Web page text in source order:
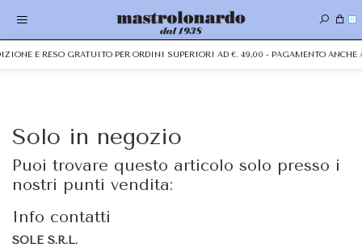
0
E RESO GRATUITO PER ORDINI SUPERIORI AD €. 49,00 - PAGAMENTO ANCHE
Solo in negozio
Puoi trovare questo articolo solo presso i
nostri punti vendita:
Info contatti
SOLE S.R.L.